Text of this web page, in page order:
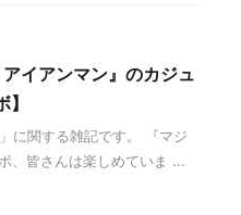
イアンマン』のカジュ
に関する雑記です。 『マジ
、皆さんは楽しめていま ...